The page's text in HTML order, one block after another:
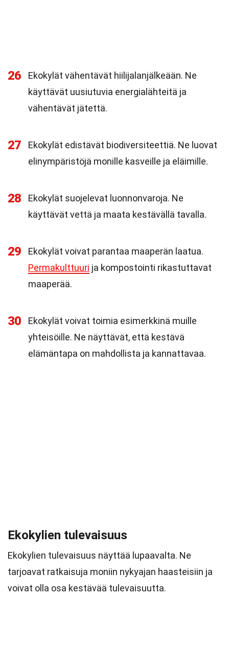
26
Ekokylät vähentävät hiilijalanjälkeään. Ne
käyttävät uusiutuvia energialähteitä ja
vähentävät jätettä.
27
Ekokylät edistävät biodiversiteettiä. Ne luovat
elinympäristöjä monille kasveille ja eläimille.
28
Ekokylät suojelevat luonnonvaroja. Ne
käyttävät vettä ja maata kestävällä tavalla.
29
Ekokylät voivat parantaa maaperän laatua.
Permakulttuuri ja kompostointi rikastuttavat
maaperää.
30
Ekokylät voivat toimia esimerkkinä muille
yhteisöille. Ne näyttävät, että kestävä
elämäntapa on mahdollista ja kannattavaa.
Ekokylien tulevaisuus
Ekokylien tulevaisuus näyttää lupaavalta. Ne
tarjoavat ratkaisuja moniin nykyajan haasteisiin ja
voivat olla osa kestävää tulevaisuutta.